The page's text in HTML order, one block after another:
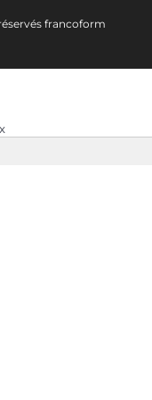
francoform